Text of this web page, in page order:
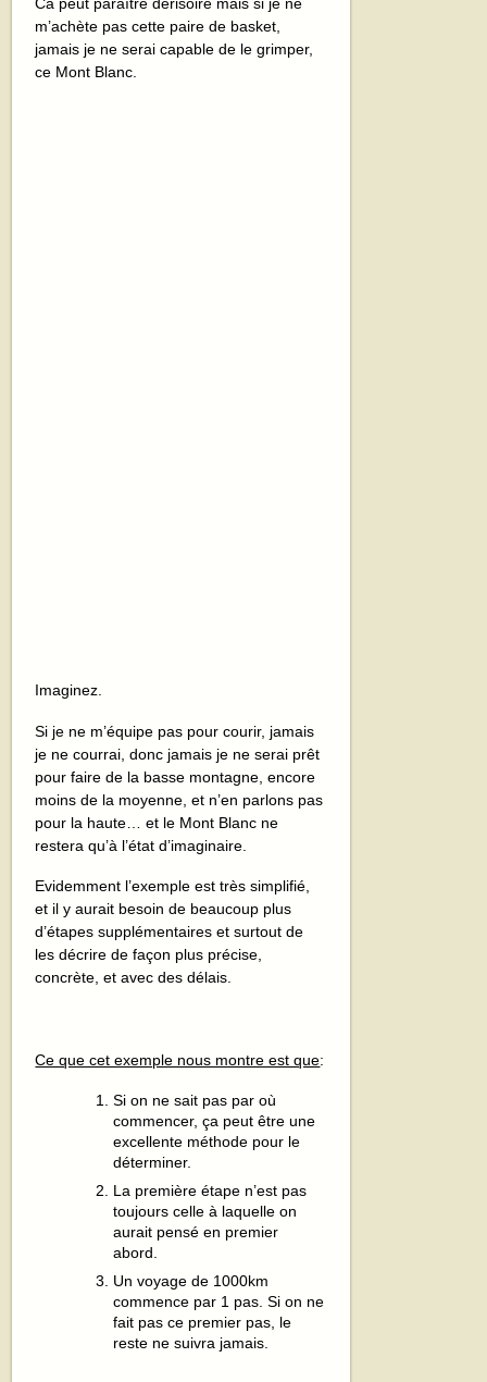
Ca peut paraître dérisoire mais si je ne
m’achète pas cette paire de basket,
jamais je ne serai capable de le grimper,
ce Mont Blanc.
Imaginez.
Si je ne m’équipe pas pour courir, jamais
je ne courrai, donc jamais je ne serai prêt
pour faire de la basse montagne, encore
moins de la moyenne, et n’en parlons pas
pour la haute… et le Mont Blanc ne
restera qu’à l’état d’imaginaire.
Evidemment l’exemple est très simplifié,
et il y aurait besoin de beaucoup plus
d’étapes supplémentaires et surtout de
les décrire de façon plus précise,
concrète, et avec des délais.
Ce que cet exemple nous montre est que:
Si on ne sait pas par où
commencer, ça peut être une
excellente méthode pour le
déterminer.
La première étape n’est pas
toujours celle à laquelle on
aurait pensé en premier
abord.
Un voyage de 1000km
commence par 1 pas. Si on ne
fait pas ce premier pas, le
reste ne suivra jamais.